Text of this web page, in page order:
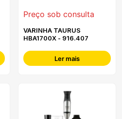
Preço sob consulta
VARINHA TAURUS
HBA1700X - 916.407
Ler mais